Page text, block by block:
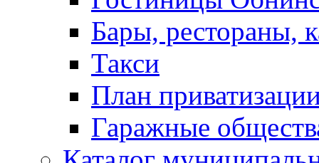
Бары, рестораны,
Такси
План
Гаражные